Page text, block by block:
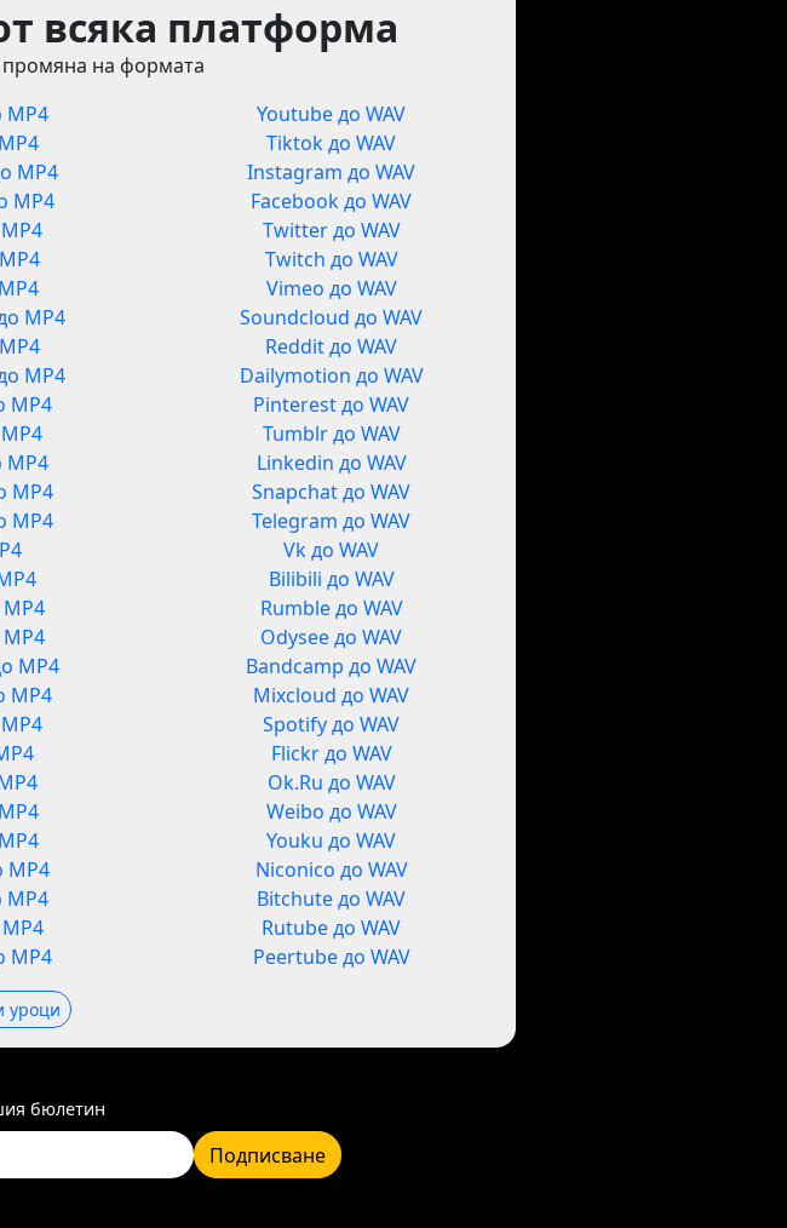
всяка платформа
на формата
MP4
MP4
MP4
MP4
MP4
MP4
MP4
MP4
MP4
MP4
MP4
MP4
MP4
MP4
Youtube до WAV
Tiktok до WAV
Instagram до WAV
Facebook до WAV
Twitter до WAV
Twitch до WAV
Vimeo до WAV
Soundcloud до WAV
Reddit до WAV
Dailymotion до WAV
Pinterest до WAV
Tumblr до WAV
Linkedin до WAV
Snapchat до WAV
Telegram до WAV
Vk до WAV
Bilibili до WAV
Rumble до WAV
Odysee до WAV
Bandcamp до WAV
Mixcloud до WAV
Spotify до WAV
Flickr до WAV
Ok.Ru до WAV
Weibo до WAV
Youku до WAV
Niconico до WAV
Bitchute до WAV
Rutube до WAV
Peertube до WAV
уроци
бюлетин
Подписване